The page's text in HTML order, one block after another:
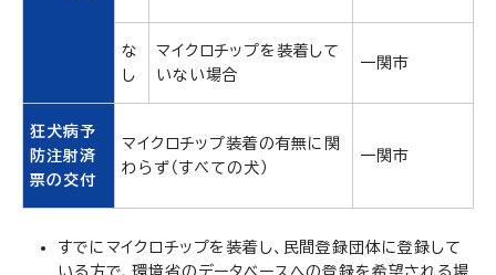
な
し
マイクロチップを装着して
いない場合
一関市
狂犬病予
防注射済
票の交付
マイクロチップ装着の有無に関
わらず（すべての犬）
一関市
すでにマイクロチップを装着し、民間登録団体に登録して
いる方で、環境省のデータベースへの登録を希望される場